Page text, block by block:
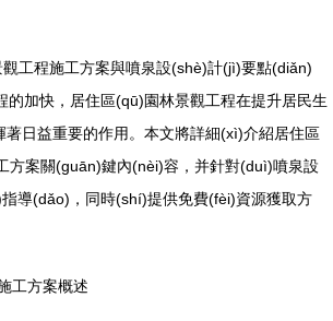
的加快，居住區(qū)園林景觀工程在提升居民生
日益重要的作用。本文將詳細(xì)介紹居住區
方案關(guān)鍵內(nèi)容，并針對(duì)噴泉設
導(dǎo)，同時(shí)提供免費(fèi)資源獲取方
工方案概述